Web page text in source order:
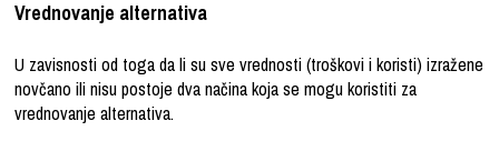
Vrednovanje alternativa
U zavisnosti od toga da li su sve vrednosti (troškovi i koristi) izražene
novčano ili nisu postoje dva načina koja se mogu koristiti za
vrednovanje alternativa.